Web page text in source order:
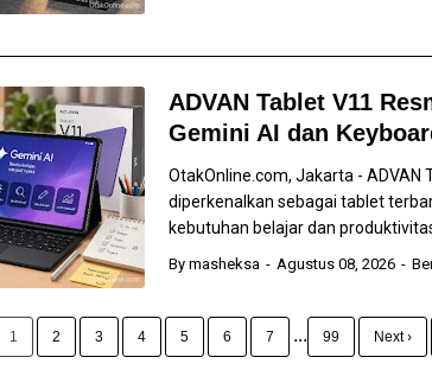
ADVAN Tablet V11
Gemini AI dan
OtakOnline.com, Jakarta - ADVAN
diperkenalkan sebagai tablet
kebutuhan belajar dan produktivitas
By masheksa Agustus 08, 2026
1 2 3 4 5 6 7 ... 99 Next ›